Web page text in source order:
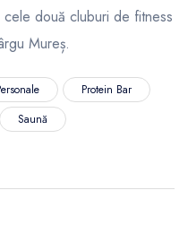
două cluburi de fitness
Mureș.
Protein Bar
Saună